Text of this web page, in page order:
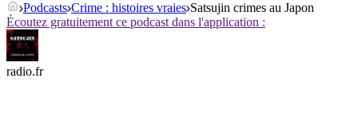
Podcasts Crime : histoires vraies Satsujin crimes au Japon
Écoutez gratuitement ce podcast dans l'application :
radio.fr